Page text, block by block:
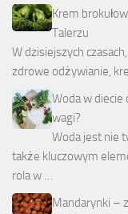
Krem
Talerzu
W dzisiejszych
zdrowe odżywianie,
Woda w diecie
wagi?
Woda jest nie
także kluczowym
rola w …
Mandarynki –